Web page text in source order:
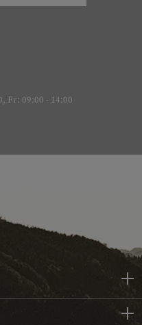
Fr: 09:00 - 14:00